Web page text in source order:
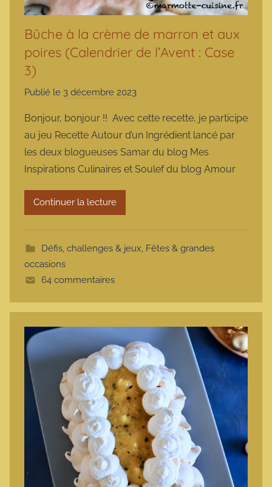
Bûche à la crème de marron et aux
poires (Calendrier de l’Avent : Case
3)
Publié le 3 décembre 2023
r
m
a
r
e
Bonjour, bonjour !! Avec cette recette, je participe
au jeu Recette Autour d’un Ingrédient lancé par
les deux blogueuses Samar du blog Mes
Inspirations Culinaires et Soulef du blog Amour
Continuer la lecture
Défis, challenges & jeux, Fêtes & grandes
occasions
64 commentaires